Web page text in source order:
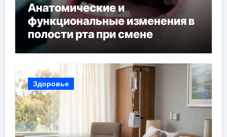
Анатомические и
функциональные изменения в
полости рта при смене
прикуса
Здоровье